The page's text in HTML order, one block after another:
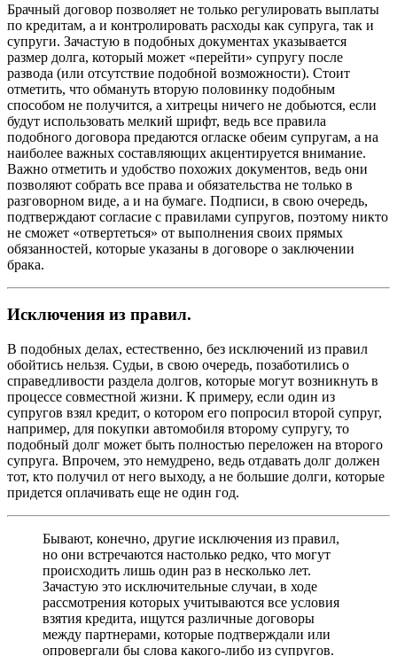
Брачный договор позволяет не только регулировать выплаты
по кредитам, а и контролировать расходы как супруга, так и
супруги. Зачастую в подобных документах указывается
размер долга, который может «перейти» супругу после
развода (или отсутствие подобной возможности). Стоит
отметить, что обмануть вторую половинку подобным
способом не получится, а хитрецы ничего не добьются, если
будут использовать мелкий шрифт, ведь все правила
подобного договора предаются огласке обеим супругам, а на
наиболее важных составляющих акцентируется внимание.
Важно отметить и удобство похожих документов, ведь они
позволяют собрать все права и обязательства не только в
разговорном виде, а и на бумаге. Подписи, в свою очередь,
подтверждают согласие с правилами супругов, поэтому никто
не сможет «отвертеться» от выполнения своих прямых
обязанностей, которые указаны в договоре о заключении
брака.
Исключения из правил.
В подобных делах, естественно, без исключений из правил
обойтись нельзя. Судьи, в свою очередь, позаботились о
справедливости раздела долгов, которые могут возникнуть в
процессе совместной жизни. К примеру, если один из
супругов взял кредит, о котором его попросил второй супруг,
например, для покупки автомобиля второму супругу, то
подобный долг может быть полностью переложен на второго
супруга. Впрочем, это немудрено, ведь отдавать долг должен
тот, кто получил от него выходу, а не большие долги, которые
придется оплачивать еще не один год.
Бывают, конечно, другие исключения из правил,
но они встречаются настолько редко, что могут
происходить лишь один раз в несколько лет.
Зачастую это исключительные случаи, в ходе
рассмотрения которых учитываются все условия
взятия кредита, ищутся различные договоры
между партнерами, которые подтверждали или
опровергали бы слова какого-либо из супругов.